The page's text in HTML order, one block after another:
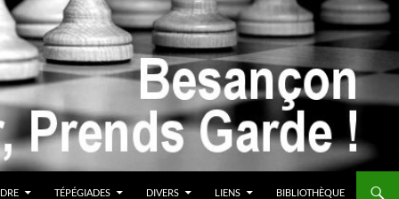
TÉPÉGIADES DIVERS LIENS BIBLIOTHÈQUE